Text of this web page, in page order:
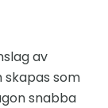
av
skapas som
snabba